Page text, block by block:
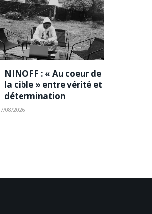
NINOFF : « Au coeur de
la cible » entre vérité et
détermination
08/2026